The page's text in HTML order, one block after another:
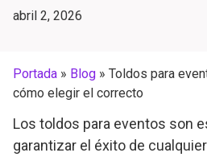
abril 2, 2026
Portada » Blog » Toldos para
cómo elegir el correcto
Los toldos para eventos son
garantizar el éxito de